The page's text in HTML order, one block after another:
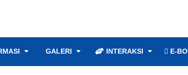
GALERI INTERAKSI E-